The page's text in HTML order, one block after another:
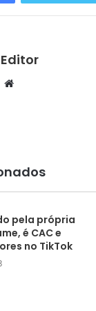
Editor
Website
pela própria
é CAC e
no TikTok